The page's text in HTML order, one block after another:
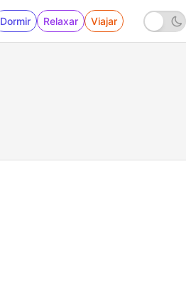
Dormir Relaxar Viajar